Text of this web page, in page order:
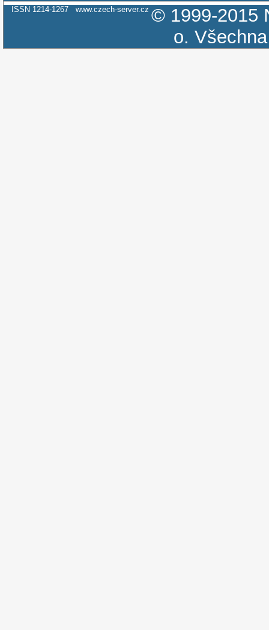
ISSN 1214-1267 www.czech-server.cz © 1999-2015
o.